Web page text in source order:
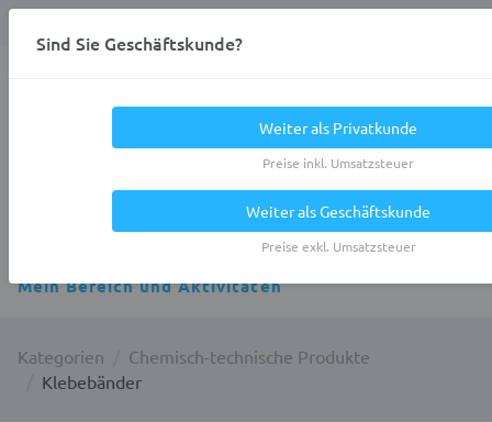
Mein Bereich und Aktivitäten
Kategorien
Chemisch-technische Produkte
Klebebänder
Sind Sie Geschäftskunde?
Weiter als Privatkunde
Preise inkl. Umsatzsteuer
Weiter als Geschäftskunde
Preise exkl. Umsatzsteuer